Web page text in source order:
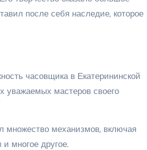
после себя наследие, которое
часовщика в Екатерининской
уважаемых мастеров своего
множество механизмов, включая
многое другое.